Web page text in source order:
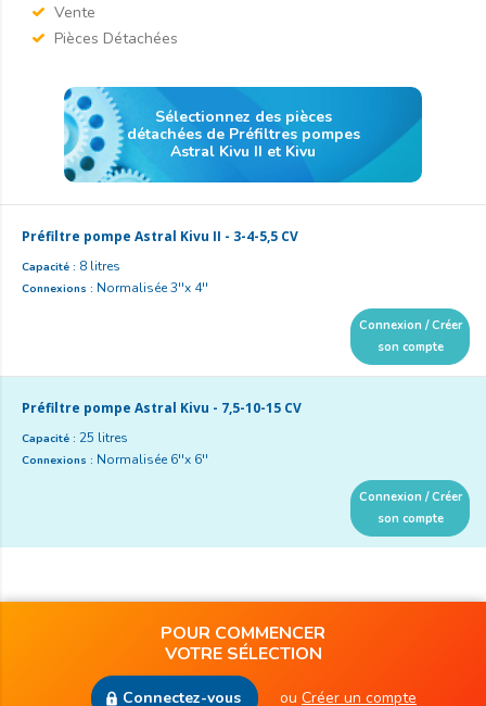
Vente
Pièces Détachées
Sélectionnez des pièces
détachées de Préfiltres pompes
Astral Kivu II et Kivu
Préfiltre pompe Astral Kivu II - 3-4-5,5 CV
Capacité : 8 litres
Connexions : Normalisée 3''x 4''
Connexion / Créer
son compte
Préfiltre pompe Astral Kivu - 7,5-10-15 CV
Capacité : 25 litres
Connexions : Normalisée 6''x 6''
Connexion / Créer
son compte
POUR COMMENCER
VOTRE SÉLECTION
Connectez-vous ou Créer un compte